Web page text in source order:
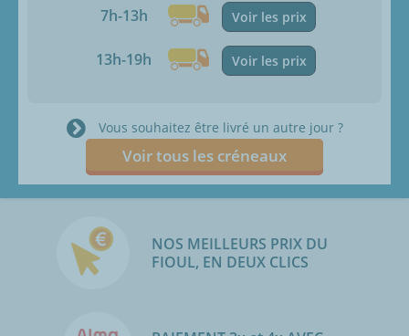
7h-13h Voir les prix
13h-19h Voir les prix
Vous souhaitez être livré un autre jour ?
Voir tous les créneaux
NOS MEILLEURS PRIX DU
FIOUL, EN DEUX CLICS